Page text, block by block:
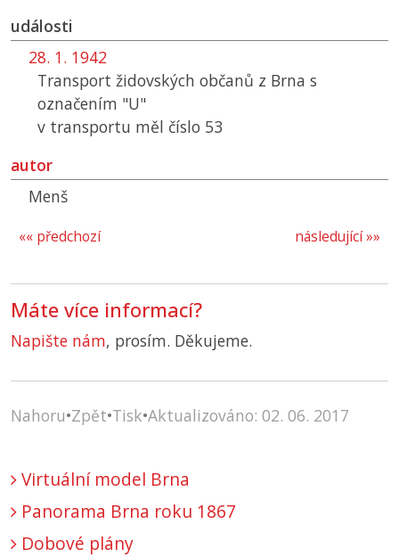
události
28. 1. 1942
Transport židovských občanů z Brna s
označením "U"
v transportu měl číslo 53
autor
Menš
následující »»
«« předchozí
Máte více informací?
Napište nám, prosím. Děkujeme.
Nahoru•Zpět•Tisk•Aktualizováno: 02. 06. 2017
Virtuální model Brna
Panorama Brna roku 1867
Dobové plány